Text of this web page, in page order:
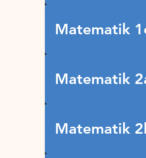
Matematik
Matematik
Matematik